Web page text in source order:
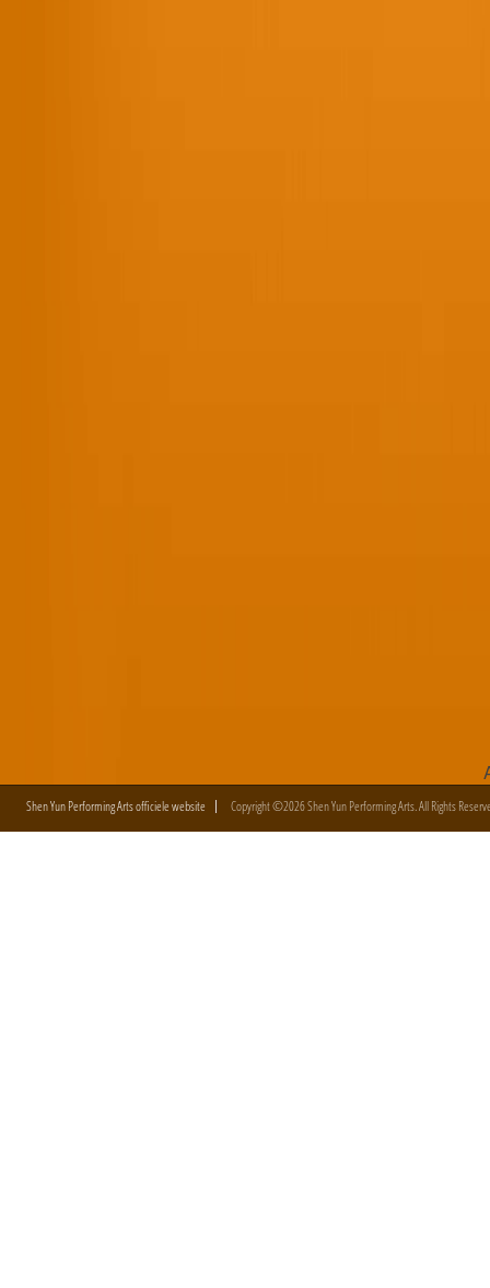
Shen Yun Performing Arts officiele website Copyright ©2026 Shen Yun Performing Arts. All Rights